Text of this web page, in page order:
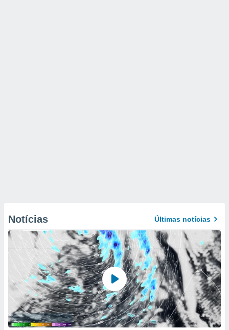
Notícias Últimas notícias